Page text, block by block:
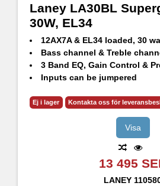
Laney LA30BL
30W, EL34
12AX7A & EL34 loaded, 30
Bass channel & Treble
3 Band EQ, Gain Control &
Inputs can be jumpered
Vintage design box frame
Ej i lager Kontakta oss för
Visa
13 495
LANEY